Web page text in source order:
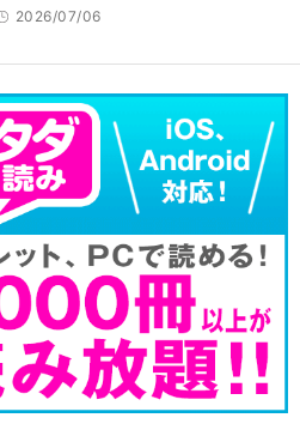
2026/07/06